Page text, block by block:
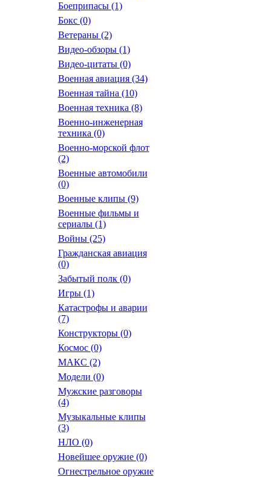
Боеприпасы (1)
Бокс (0)
Ветераны (2)
Видео-обзоры (1)
Видео-цитаты (0)
Военная авиация (34)
Военная тайна (10)
Военная техника (8)
Военно-инженерная
техника (0)
Военно-морской флот
(2)
Военные автомобили
(0)
Военные клипы (9)
Военные фильмы и
сериалы (1)
Войны (25)
Гражданская авиация
(0)
Забытый полк (0)
Игры (1)
Катастрофы и аварии
(7)
Конструкторы (0)
Космос (0)
МАКС (2)
Модели (0)
Мужские разговоры
(4)
Музыкальные клипы
(3)
НЛО (0)
Новейшее оружие (0)
Огнестрельное оружие